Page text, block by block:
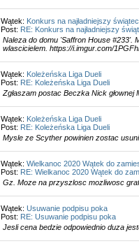
Wątek: Konkurs na najładniejszy
Post: RE: Konkurs na najładniejszy
Naleza do domu 'Saffron House #233'.
wlascicielem. https://i.imgur.com/
Wątek: Koleżeńska Liga Dueli
Post: RE: Koleżeńska Liga Dueli
Zgłaszam postac Beczka Nick głownej
Wątek: Koleżeńska Liga Dueli
Post: RE: Koleżeńska Liga Dueli
Mysle ze Scyther powinien zostac
Wątek: Wielkanoc 2020 Wątek do
Post: RE: Wielkanoc 2020 Wątek do
Gz. Moze na przyszlosc mozliwosc
Wątek: Usuwanie podpisu poka
Post: RE: Usuwanie podpisu poka
Jesli cena bedzie odpowiednio duza